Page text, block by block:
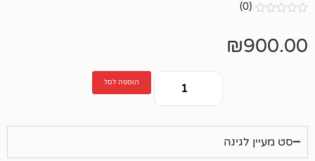
הוספה לסל